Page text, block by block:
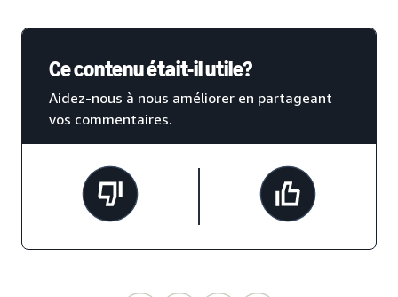
Ce contenu était-il utile?
Aidez-nous à nous améliorer en partageant
vos commentaires.